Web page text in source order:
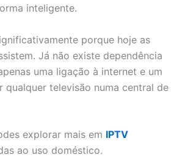
inteligente.
porque hoje as
Já não existe dependência
uma ligação à internet e um
televisão numa central de
explorar mais em IPTV
ao uso doméstico.